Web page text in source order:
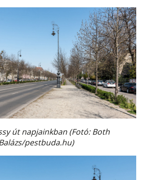
út napjainkban (Fotó: Both
pestbuda.hu)